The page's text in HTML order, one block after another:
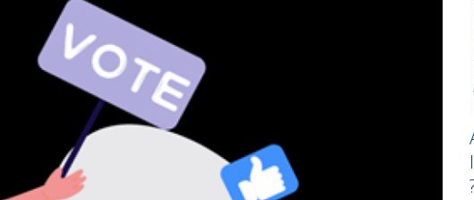
Existe-t-il un délai de
prescription de la faute ?
Ai-je le droit de contrôler
l'activité du salarié en télétravail
?